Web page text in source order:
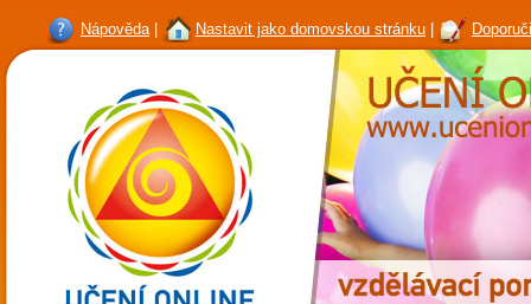
Nápověda| Nastavit jako domovskou stránku